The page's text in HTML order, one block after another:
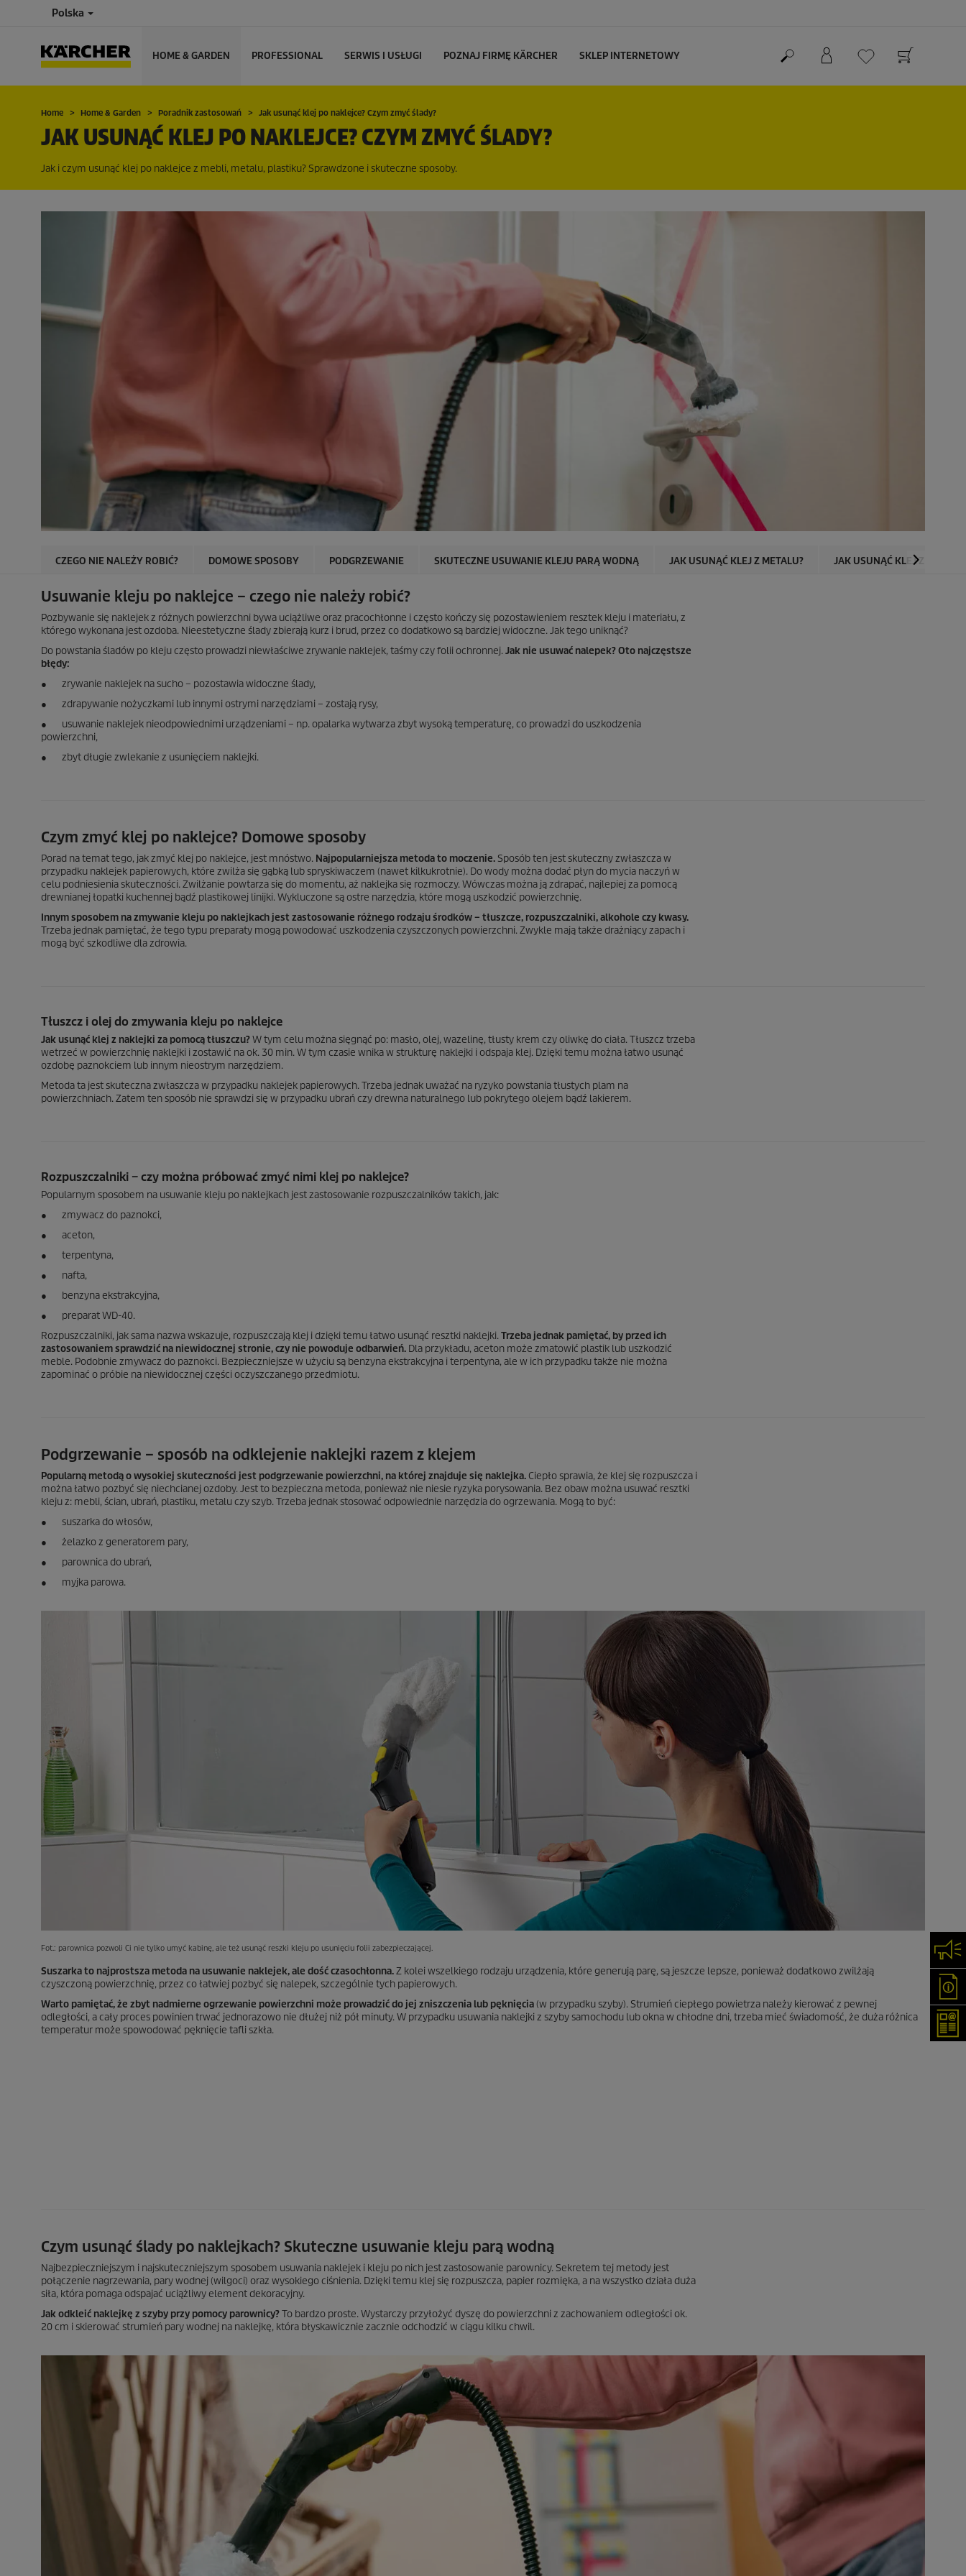
Polska
HOME & GARDEN PROFESSIONAL SERWIS I USŁUGI POZNAJ FIRMĘ KÄRCHER SKLEP INTERNETOWY
Home Home & Garden Poradnik zastosowań Jak usunąć klej po naklejce? Czym zmyć ślady?
JAK USUNĄĆ KLEJ PO NAKLEJCE? CZYM ZMYĆ ŚLADY?
Jak i czym usunąć klej po naklejce z mebli, metalu, plastiku? Sprawdzone i skuteczne sposoby.
CZEGO NIE NALEŻY ROBIĆ? DOMOWE SPOSOBY PODGRZEWANIE SKUTECZNE USUWANIE KLEJU PARĄ WODNĄ JAK USUNĄĆ KLEJ Z METALU? JAK USUNĄĆ KLEJ Z
Usuwanie kleju po naklejce – czego nie należy robić?
Pozbywanie się naklejek z różnych powierzchni bywa uciążliwe oraz pracochłonne i często kończy się pozostawieniem resztek kleju i materiału, z
którego wykonana jest ozdoba. Nieestetyczne ślady zbierają kurz i brud, przez co dodatkowo są bardziej widoczne. Jak tego uniknąć?
Do powstania śladów po kleju często prowadzi niewłaściwe zrywanie naklejek, taśmy czy folii ochronnej.Jak nie usuwać nalepek? Oto najczęstsze
błędy:
● zrywanie naklejek na sucho – pozostawia widoczne ślady,
● zdrapywanie nożyczkami lub innymi ostrymi narzędziami – zostają rysy,
● usuwanie naklejek nieodpowiednimi urządzeniami – np. opalarka wytwarza zbyt wysoką temperaturę, co prowadzi do uszkodzenia
powierzchni,
● zbyt długie zwlekanie z usunięciem naklejki.
Czym zmyć klej po naklejce? Domowe sposoby
Porad na temat tego, jak zmyć klej po naklejce, jest mnóstwo. Najpopularniejsza metoda to moczenie. Sposób ten jest skuteczny zwłaszcza w
przypadku naklejek papierowych, które zwilża się gąbką lub spryskiwaczem (nawet kilkukrotnie). Do wody można dodać płyn do mycia naczyń w
celu podniesienia skuteczności. Zwilżanie powtarza się do momentu, aż naklejka się rozmoczy. Wówczas można ją zdrapać, najlepiej za pomocą
drewnianej łopatki kuchennej bądź plastikowej linijki. Wykluczone są ostre narzędzia, które mogą uszkodzić powierzchnię.
Innym sposobem na zmywanie kleju po naklejkach jest zastosowanie różnego rodzaju środków – tłuszcze, rozpuszczalniki, alkohole czy kwasy.
Trzeba jednak pamiętać, że tego typu preparaty mogą powodować uszkodzenia czyszczonych powierzchni. Zwykle mają także drażniący zapach i
mogą być szkodliwe dla zdrowia.
Tłuszcz i olej do zmywania kleju po naklejce
Jak usunąć klej z naklejki za pomocą tłuszczu?W tym celu można sięgnąć po: masło, olej, wazelinę, tłusty krem czy oliwkę do ciała. Tłuszcz trzeba
wetrzeć w powierzchnię naklejki i zostawić na ok. 30 min. W tym czasie wnika w strukturę naklejki i odspaja klej. Dzięki temu można łatwo usunąć
ozdobę paznokciem lub innym nieostrym narzędziem.
Metoda ta jest skuteczna zwłaszcza w przypadku naklejek papierowych. Trzeba jednak uważać na ryzyko powstania tłustych plam na
powierzchniach. Zatem ten sposób nie sprawdzi się w przypadku ubrań czy drewna naturalnego lub pokrytego olejem bądź lakierem.
Rozpuszczalniki – czy można próbować zmyć nimi klej po naklejce?
Popularnym sposobem na usuwanie kleju po naklejkach jest zastosowanie rozpuszczalników takich, jak:
● zmywacz do paznokci,
● aceton,
● terpentyna,
● nafta,
● benzyna ekstrakcyjna,
● preparat WD-40.
Rozpuszczalniki, jak sama nazwa wskazuje, rozpuszczają klej i dzięki temu łatwo usunąć resztki naklejki.Trzeba jednak pamiętać, by przed ich
zastosowaniem sprawdzić na niewidocznej stronie, czy nie powoduje odbarwień. Dla przykładu, aceton może zmatowić plastik lub uszkodzić
meble. Podobnie zmywacz do paznokci. Bezpieczniejsze w użyciu są benzyna ekstrakcyjna i terpentyna, ale w ich przypadku także nie można
zapominać o próbie na niewidocznej części oczyszczanego przedmiotu.
Podgrzewanie – sposób na odklejenie naklejki razem z klejem
Popularną metodą o wysokiej skuteczności jest podgrzewanie powierzchni, na której znajduje się naklejka. Ciepło sprawia, że klej się rozpuszcza i
można łatwo pozbyć się niechcianej ozdoby. Jest to bezpieczna metoda, ponieważ nie niesie ryzyka porysowania. Bez obaw można usuwać resztki
kleju z: mebli, ścian, ubrań, plastiku, metalu czy szyb. Trzeba jednak stosować odpowiednie narzędzia do ogrzewania. Mogą to być:
● suszarka do włosów,
● żelazko z generatorem pary,
● parownica do ubrań,
● myjka parowa.
Fot.: parownica pozwoli Ci nie tylko umyć kabinę, ale też usunąć reszki kleju po usunięciu folii zabezpieczającej.
Suszarka to najprostsza metoda na usuwanie naklejek, ale dość czasochłonna.Z kolei wszelkiego rodzaju urządzenia, które generują parę, są jeszcze lepsze, ponieważ dodatkowo zwilżają
czyszczoną powierzchnię, przez co łatwiej pozbyć się nalepek, szczególnie tych papierowych.
Warto pamiętać, że zbyt nadmierne ogrzewanie powierzchni może prowadzić do jej zniszczenia lub pęknięcia (w przypadku szyby). Strumień ciepłego powietrza należy kierować z pewnej
odległości, a cały proces powinien trwać jednorazowo nie dłużej niż pół minuty. W przypadku usuwania naklejki z szyby samochodu lub okna w chłodne dni, trzeba mieć świadomość, że duża różnica
temperatur może spowodować pęknięcie tafli szkła.
Czym usunąć ślady po naklejkach? Skuteczne usuwanie kleju parą wodną
Najbezpieczniejszym i najskuteczniejszym sposobem usuwania naklejek i kleju po nich jest zastosowanie parownicy. Sekretem tej metody jest
połączenie nagrzewania, pary wodnej (wilgoci) oraz wysokiego ciśnienia. Dzięki temu klej się rozpuszcza, papier rozmięka, a na wszystko działa duża
siła, która pomaga odspajać uciążliwy element dekoracyjny.
Jak odkleić naklejkę z szyby przy pomocy parownicy?To bardzo proste. Wystarczy przyłożyć dyszę do powierzchni z zachowaniem odległości ok.
20 cm i skierować strumień pary wodnej na naklejkę, która błyskawicznie zacznie odchodzić w ciągu kilku chwil.